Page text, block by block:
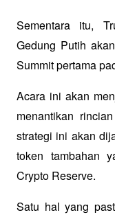
Sementara itu,
Gedung Putih
Summit pertama
Acara ini akan
menantikan
strategi ini akan
token tambahan
Crypto Reserve.
Satu hal yang